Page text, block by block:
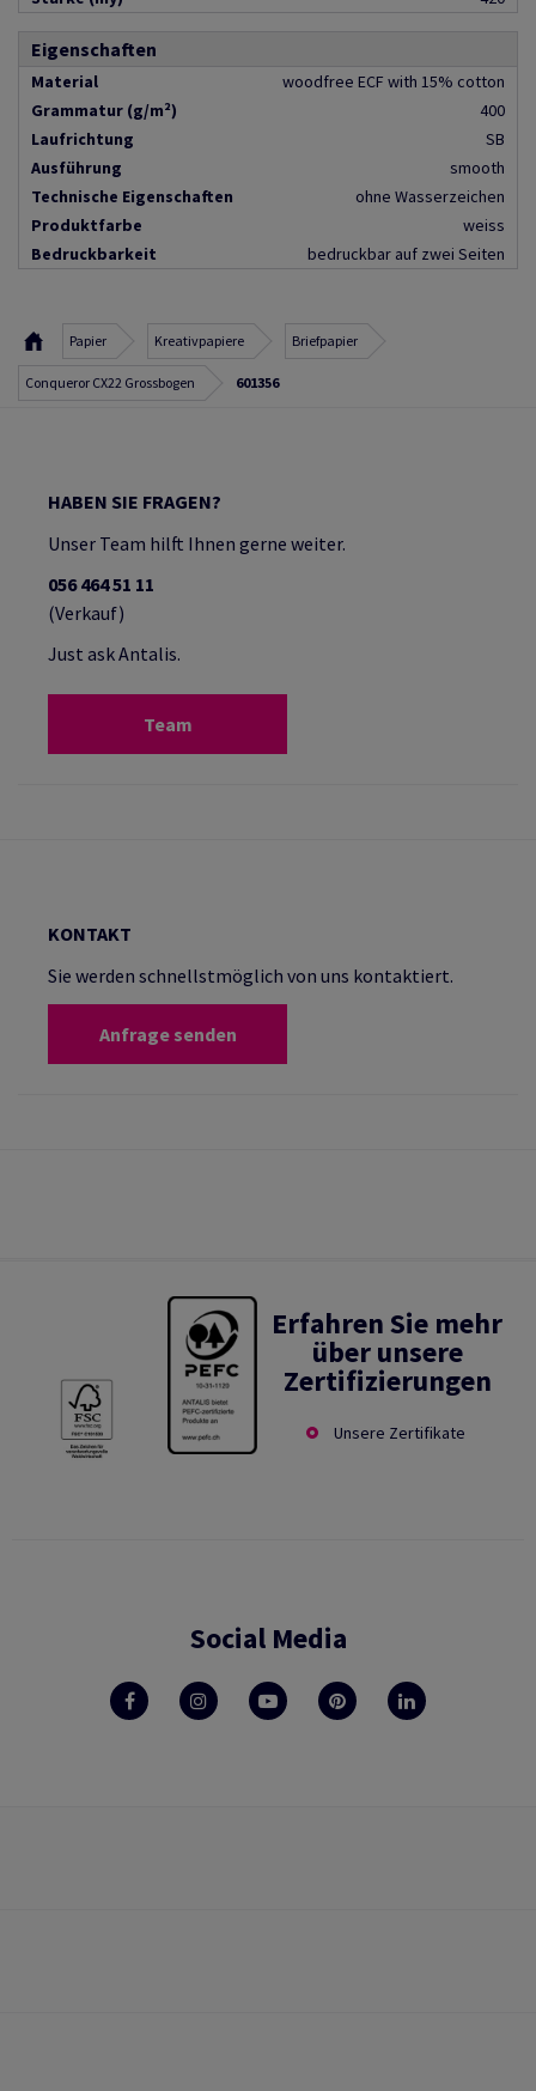
Eigenschaften
Material
woodfree ECF with 15% cotton
Grammatur (g/m²)
400
Laufrichtung
SB
Ausführung
smooth
Technische Eigenschaften
ohne Wasserzeichen
Produktfarbe
weiss
Bedruckbarkeit
bedruckbar auf zwei Seiten
Papier Kreativpapiere Briefpapier
Conqueror CX22 Grossbogen 601356
HABEN SIE FRAGEN?
Unser Team hilft Ihnen gerne weiter.
056 464 51 11
(Verkauf)
Just ask Antalis.
Team
KONTAKT
Sie werden schnellstmöglich von uns kontaktiert.
Anfrage senden
Erfahren Sie mehr
über unsere
Zertifizierungen
Unsere Zertifikate
Social Media